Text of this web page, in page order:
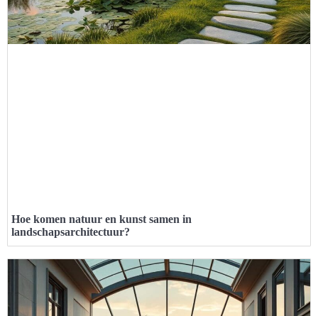
Hoe komen natuur en kunst samen in
landschapsarchitectuur?